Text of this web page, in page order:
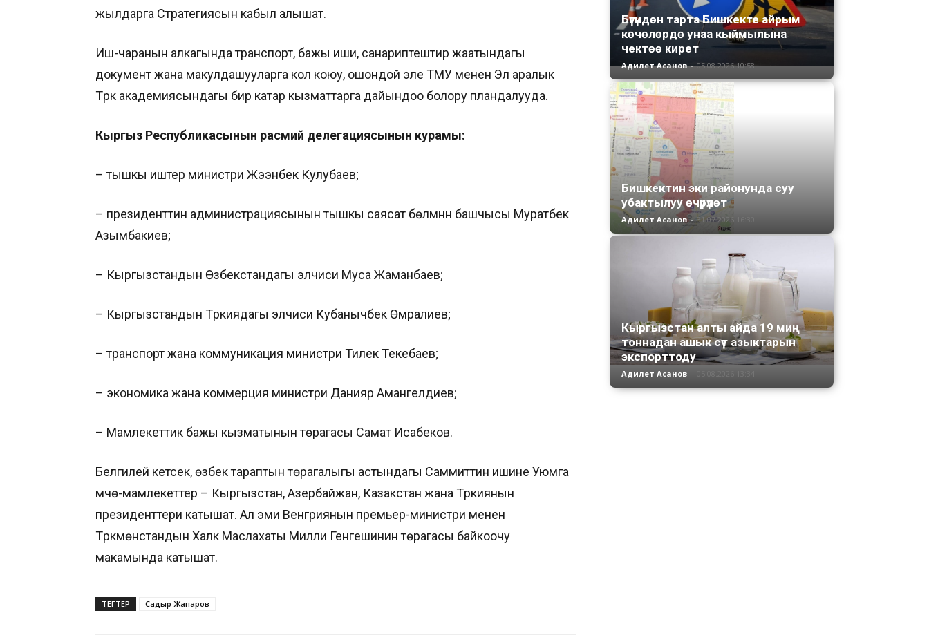
жылдарга Стратегиясын кабыл алышат.
Иш-чаранын алкагында транспорт, бажы иши, санариптештирүү жаатындагы
документ жана макулдашууларга кол коюу, ошондой эле ТМУ менен Эл аралык
Түрк академиясындагы бир катар кызматтарга дайындоо болору пландалууда.
Кыргыз Республикасынын расмий делегациясынын курамы:
– тышкы иштер министри Жээнбек Кулубаев;
– президенттин администрациясынын тышкы саясат бөлүмүнүн башчысы Муратбек
Азымбакиев;
– Кыргызстандын Өзбекстандагы элчиси Муса Жаманбаев;
– Кыргызстандын Түркиядагы элчиси Кубанычбек Өмүралиев;
– транспорт жана коммуникация министри Тилек Текебаев;
– экономика жана коммерция министри Данияр Амангелдиев;
– Мамлекеттик бажы кызматынын төрагасы Самат Исабеков.
Белгилей кетсек, өзбек тараптын төрагалыгы астындагы Саммиттин ишине Уюмга
мүчө-мамлекеттер – Кыргызстан, Азербайжан, Казакстан жана Түркиянын
президенттери катышат. Ал эми Венгриянын премьер-министри менен
Түркмөнстандын Халк Маслахаты Милли Генгешинин төрагасы байкоочу
макамында катышат.
ТЕГТЕР Садыр Жапаров
Бүгүндөн тарта Бишкекте айрым
көчөлөрдө унаа кыймылына
чектөө кирет
Адилет Асанов - 05.08.2026 10:58
Бишкектин эки районунда суу
убактылуу өчүрүлөт
Адилет Асанов - 31.07.2026 16:30
Кыргызстан алты айда 19 миң
тоннадан ашык сүт азыктарын
экспорттоду
Адилет Асанов -